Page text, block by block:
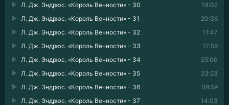
14:02
Л. Дж. Эндрюс. «Король Вечности» - 30
20:36
Л. Дж. Эндрюс. «Король Вечности» - 31
11:47
Л. Дж. Эндрюс. «Король Вечности» - 32
17:59
Л. Дж. Эндрюс. «Король Вечности» - 33
25:00
Л. Дж. Эндрюс. «Король Вечности» - 34
23:23
Л. Дж. Эндрюс. «Король Вечности» - 35
08:59
Л. Дж. Эндрюс. «Король Вечности» - 36
14:03
Л. Дж. Эндрюс. «Король Вечности» - 37